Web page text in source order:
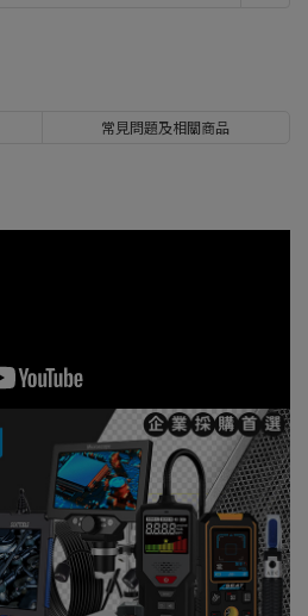
常見問題及相關商品